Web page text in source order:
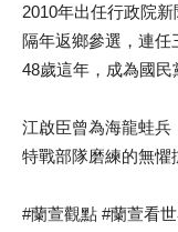
2010年出任行政院新
隔年返鄉參選，連任
48歲這年，成為國民
江啟臣曾為海龍蛙兵
特戰部隊磨練的無懼
#蘭萱觀點 #蘭萱看